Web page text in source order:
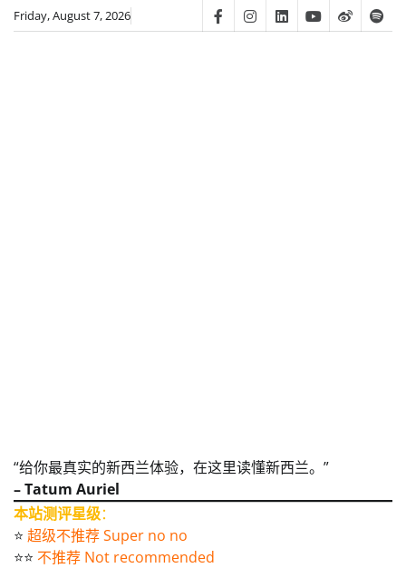
SkipFriday, August 7, 2026 FacebookInstagram
LinkedinYoutube
Weibo
“给你最真实的新西兰体验，在这里读懂新西兰。”
– Tatum Auriel
本站测评星级：
⭐️ 超级不推荐 Super no no
⭐️⭐️ 不推荐 Not recommended